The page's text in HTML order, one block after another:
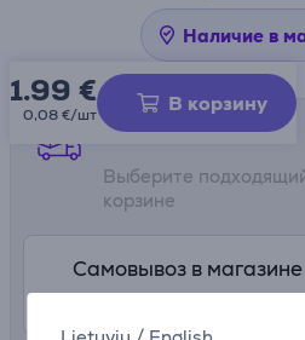
Наличие в
1.99 €
0,08 €/шт В корзину
Способы доставки
Выберите
корзине
Самовывоз в магазине